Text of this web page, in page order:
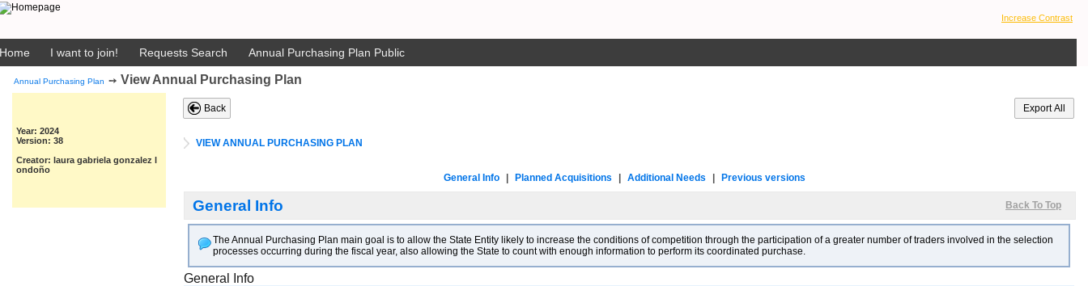
Increase Contrast
Home I want to join! Requests Search Annual Purchasing Plan Public
Annual Purchasing Plan ➙ View Annual Purchasing Plan
Year: 2024
Version: 38
Creator: laura gabriela gonzalez l
ondoño
Back
VIEW ANNUAL PURCHASING PLAN
General Info Planned Acquisitions Additional Needs Previous versions
General Info Back To Top
The Annual Purchasing Plan main goal is to allow the State Entity likely to increase the conditions of competition through the participation of a greater number of traders involved in the selection
processes occurring during the fiscal year, also allowing the State to count with enough information to perform its coordinated purchase.
General Info